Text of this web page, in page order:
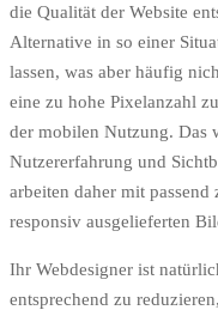
die Qualität der Website
Alternative in so einer
lassen, was aber häufig
eine zu hohe Pixelanzahl
der mobilen Nutzung. Das
Nutzererfahrung und
arbeiten daher mit
responsiv ausgelieferten
Ihr Webdesigner ist
entsprechend zu